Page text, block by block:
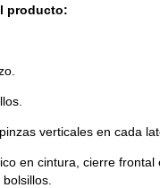
producto:
verticales en cada
en cintura, cierre frontal